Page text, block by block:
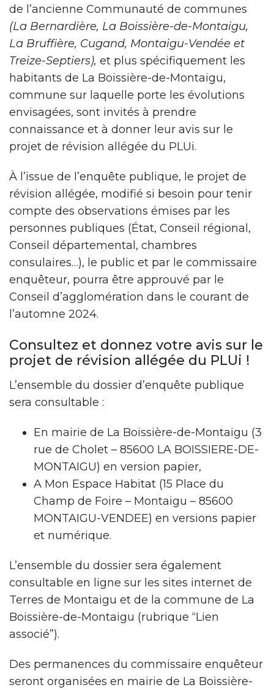
de l’ancienne Communauté de communes
(La Bernardière, La Boissière-de-Montaigu,
La Bruffière, Cugand, Montaigu-Vendée et
Treize-Septiers), et plus spécifiquement les
habitants de La Boissière-de-Montaigu,
commune sur laquelle porte les évolutions
envisagées, sont invités à prendre
connaissance et à donner leur avis sur le
projet de révision allégée du PLUi.
À l’issue de l’enquête publique, le projet de
révision allégée, modifié si besoin pour tenir
compte des observations émises par les
personnes publiques (État, Conseil régional,
Conseil départemental, chambres
consulaires…), le public et par le commissaire
enquêteur, pourra être approuvé par le
Conseil d’agglomération dans le courant de
l’automne 2024.
Consultez et donnez votre avis sur le
projet de révision allégée du PLUi !
L’ensemble du dossier d’enquête publique
sera consultable :
En mairie de La Boissière-de-Montaigu (3
rue de Cholet – 85600 LA BOISSIERE-DE-
MONTAIGU) en version papier,
A Mon Espace Habitat (15 Place du
Champ de Foire – Montaigu – 85600
MONTAIGU-VENDEE) en versions papier
et numérique.
L’ensemble du dossier sera également
consultable en ligne sur les sites internet de
Terres de Montaigu et de la commune de La
Boissière-de-Montaigu (rubrique “Lien
associé”).
Des permanences du commissaire enquêteur
seront organisées en mairie de La Boissière-